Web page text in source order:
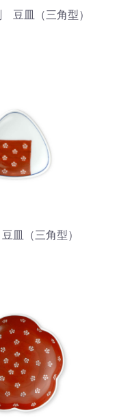
豆皿（三角型）
皿（三角型）